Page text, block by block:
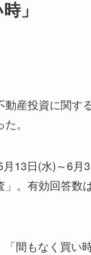
」
産投資に関す
。
13日(水)～6月
。有効回答
間もなく買い